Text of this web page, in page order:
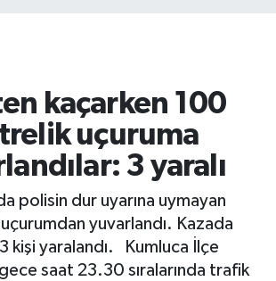
kaçarken 100
uçuruma
3 yaralı
polisin dur uyarına uymayan
yuvarlandı. Kazada
kişi yaralandı. Kumluca İlçe
saat 23.30 sıralarında trafik
- Privacy Policy